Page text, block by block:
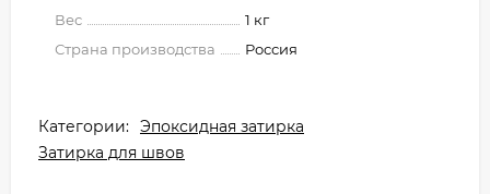
Вес
1 кг
Страна производства
Россия
Категории: Эпоксидная затирка
Затирка для швов